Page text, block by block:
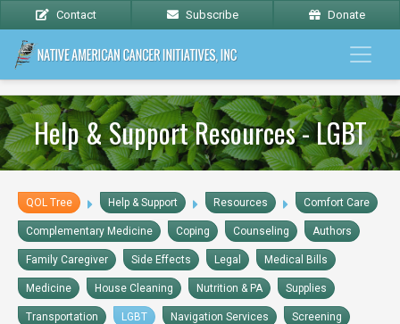
Contact Subscribe Donate
Help & Support Resources - LGBT
QOL Tree Help & Support Resources Comfort Care
Complementary Medicine Coping Counseling Authors
Family Caregiver Side Effects Legal Medical Bills
Medicine House Cleaning Nutrition & PA Supplies
Transportation LGBT Navigation Services Screening